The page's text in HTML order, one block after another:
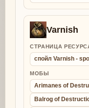
Varnish
СТРАНИЦА
спойл Varnish -
МОБЫ
Arimanes of
Balrog of